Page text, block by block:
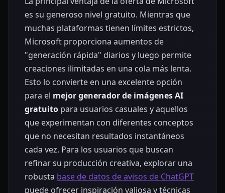
es su generoso nivel gratuito. Mientras que
muchas plataformas tienen límites estrictos,
Microsoft proporciona aumentos de
"generación rápida" diarios y luego permite
creaciones ilimitadas en una cola más lenta.
Esto lo convierte en una excelente opción
para el mejor generador de imágenes AI
gratuito para usuarios casuales y aquellos
que experimentan con diferentes conceptos
que no necesitan resultados instantáneos
cada vez. Para los usuarios que buscan
refinar su producción creativa, explorar una
robusta base de datos de avisos de ChatGPT
puede ofrecer inspiración valiosa y técnicas